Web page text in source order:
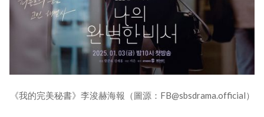
《我的完美秘書》李浚赫海報（圖源：FB@sbsdrama.official）